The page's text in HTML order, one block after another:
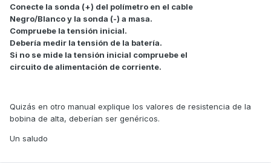
Conecte la sonda (+) del polímetro en el cable
Negro/Blanco y la sonda (-) a masa.
Compruebe la tensión inicial.
Debería medir la tensión de la batería.
Si no se mide la tensión inicial compruebe el
circuito de alimentación de corriente.
Quizás en otro manual explique los valores de resistencia de la
bobina de alta, deberían ser genéricos.
Un saludo